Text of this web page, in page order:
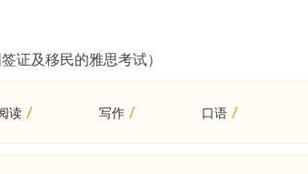
证及移民的雅思考试）
读 / 写作 / 口语 /